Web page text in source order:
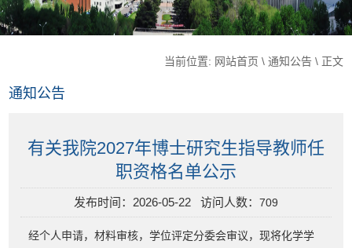
当前位置: 网站首页 \ 通知公告\ 正文
通知公告
有关我院2027年博士研究生指导教师任
职资格名单公示
发布时间：2026-05-22 访问人数： 709
经个人申请，材料审核，学位评定分委会审议，现将化学学